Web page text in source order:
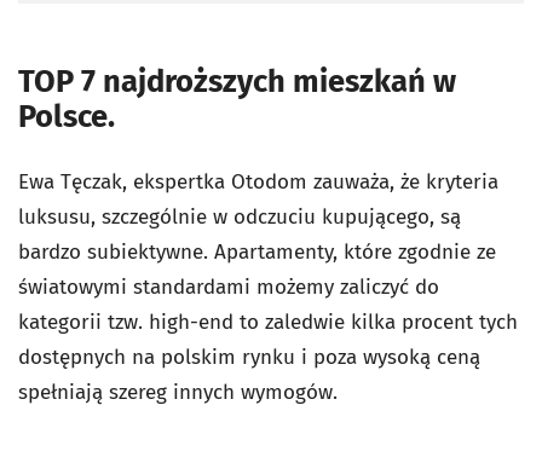
TOP 7 najdroższych mieszkań w
Polsce.
Ewa Tęczak, ekspertka Otodom zauważa, że kryteria
luksusu, szczególnie w odczuciu kupującego, są
bardzo subiektywne. Apartamenty, które zgodnie ze
światowymi standardami możemy zaliczyć do
kategorii tzw. high-end to zaledwie kilka procent tych
dostępnych na polskim rynku i poza wysoką ceną
spełniają szereg innych wymogów.